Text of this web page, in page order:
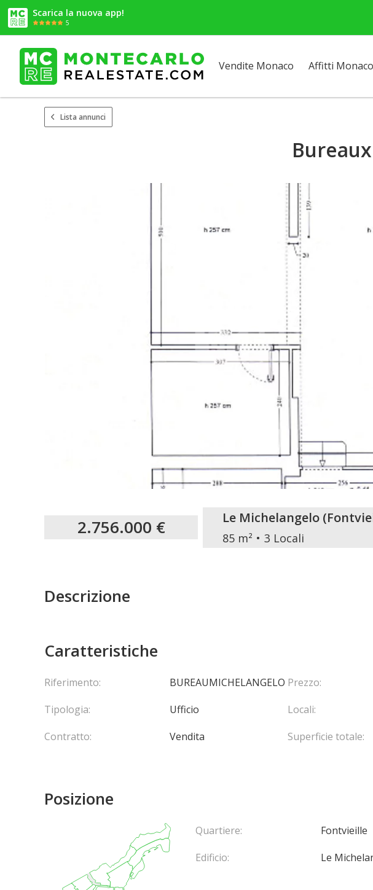
Scarica la nuova app!
5
Vendite Monaco Affitti Monaco
Lista annunci
2.756.000 € Le Michelangelo (
85 m² 3 Locali
Descrizione
Caratteristiche
Riferimento:
BUREAUMICHELANGELO
Tipologia:
Ufficio
Contratto:
Vendita
Prezzo:
Locali:
Superficie totale:
Posizione
Quartiere:
Fontvieille
Edificio:
Le